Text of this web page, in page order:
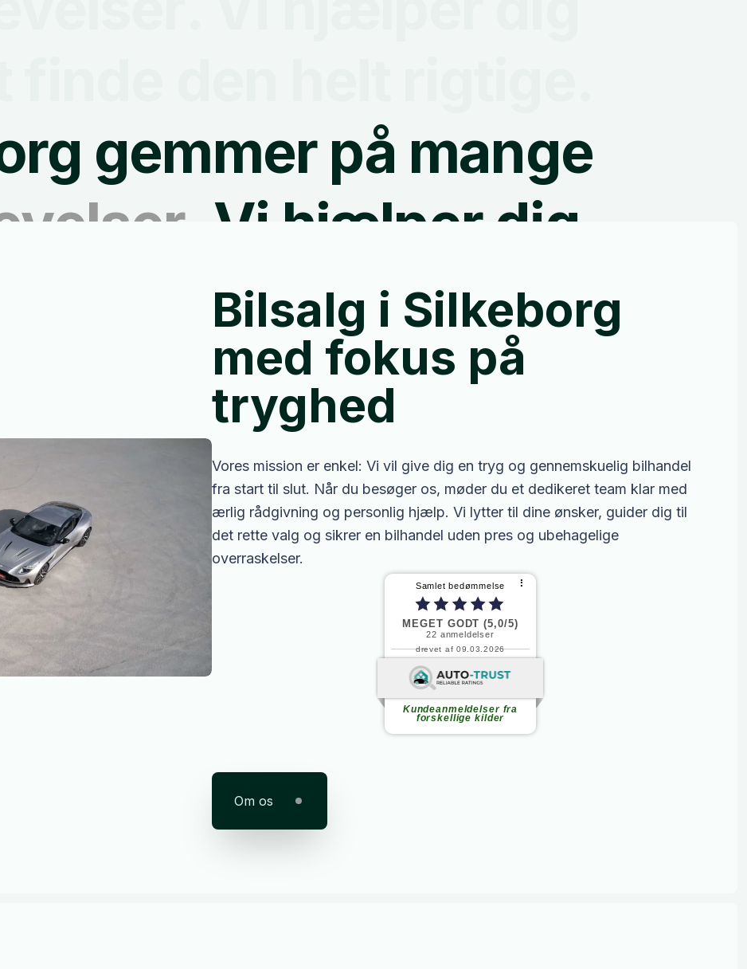
gemmer på mange
. Vi hjælper dig
finde den helt rigtige.
Bilsalg i Silkeborg
med fokus på
tryghed
Vores mission er enkel: Vi vil give dig en tryg og gennemskuelig bilhandel
fra start til slut. Når du besøger os, møder du et dedikeret team klar med
ærlig rådgivning og personlig hjælp. Vi lytter til dine ønsker, guider dig til
det rette valg og sikrer en bilhandel uden pres og ubehagelige
overraskelser.
Samlet bedømmelse ⠇
MEGET GODT (5,0/5)
22 anmeldelser
drevet af 09.03.2026
Kundeanmeldelser fra
forskellige kilder
Fortsæt med at læse
Om os